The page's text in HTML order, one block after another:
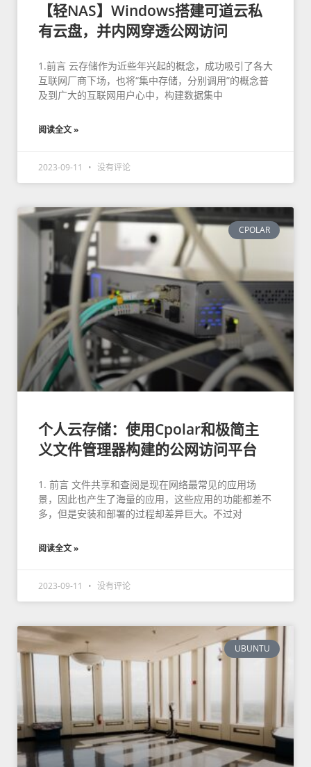
【轻NAS】Windows搭建可道云私
有云盘，并内网穿透公网访问
1.前言 云存储作为近些年兴起的概念，成功吸引了各大
互联网厂商下场，也将“集中存储，分别调用”的概念普
及到广大的互联网用户心中，构建数据集中
阅读全文 »
2023-09-11 没有评论
CPOLAR
个人云存储：使用Cpolar和极简主
义文件管理器构建的公网访问平台
1. 前言 文件共享和查阅是现在网络最常见的应用场
景，因此也产生了海量的应用，这些应用的功能都差不
多，但是安装和部署的过程却差异巨大。不过对
阅读全文 »
2023-09-11 没有评论
UBUNTU